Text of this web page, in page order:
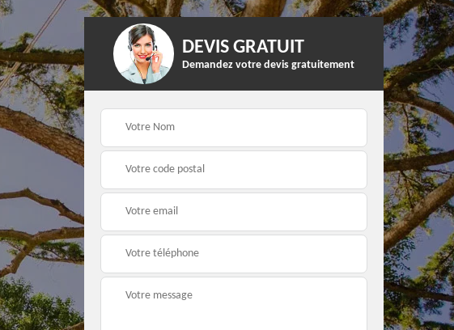
de pelouse en
rouleau 57
Entreprise abattage
arbre 57
DEVIS GRATUIT
Demandez votre devis gratuitement